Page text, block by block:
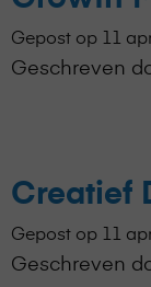
Gepost op 11
Geschreven
Creatief
Gepost op 11
Geschreven